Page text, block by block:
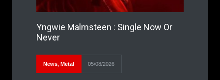
Yngwie Malmsteen : Single Now Or
Never
News, Metal 05/08/2026